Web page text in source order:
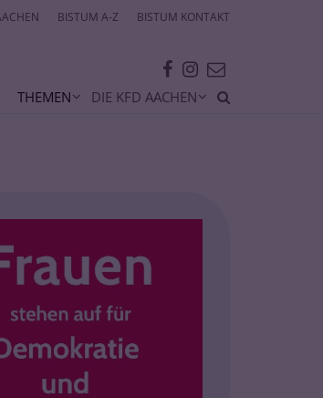
BISTUM A-Z BISTUM KONTAKT
THEMEN DIE KFD AACHEN